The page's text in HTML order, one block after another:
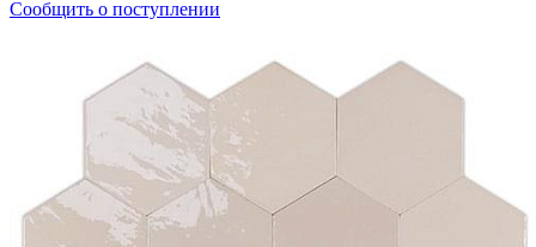
Сообщить о поступлении